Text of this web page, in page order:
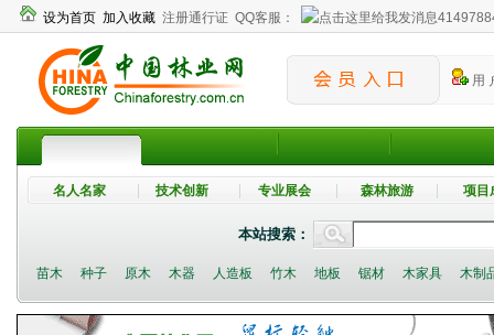
设为首页 加入收藏 注册通行证 QQ客服：
用
名人名家 技术创新 专业展会 森林旅游 项目
本站搜索：
苗木 种子 原木 木器 人造板 竹木 地板 锯材 木家具 木制